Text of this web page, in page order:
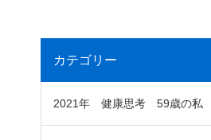
カテゴリー
2021年 健康思考 59歳の私